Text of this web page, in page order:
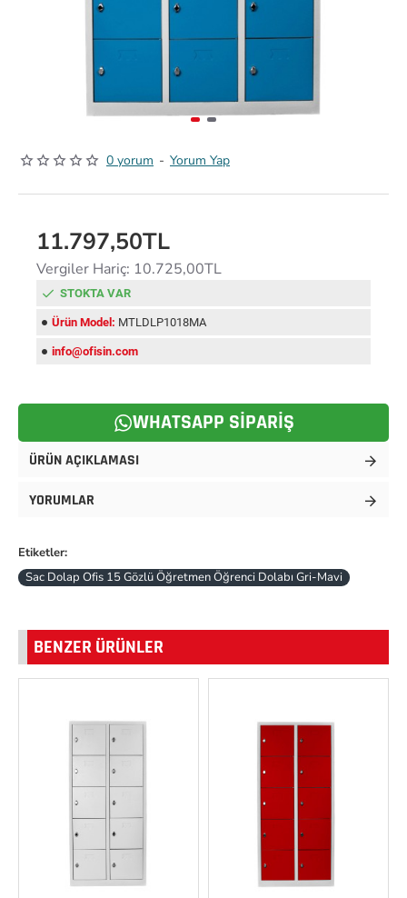
0 yorum - Yorum Yap
11.797,50TL
Vergiler Hariç: 10.725,00TL
STOKTA VAR
Ürün Model: MTLDLP1018MA
info@ofisin.com
WHATSAPP SIPARIŞ
ÜRÜN AÇIKLAMASI
YORUMLAR
Etiketler:
Sac Dolap Ofis 15 Gözlü Öğretmen Öğrenci Dolabı Gri-Mavi
BENZER ÜRÜNLER